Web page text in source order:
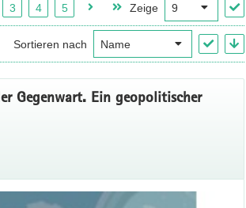
3 4 5 Zeige
Sortieren nach
Gegenwart. Ein geopolitischer